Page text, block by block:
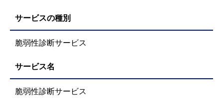
サービスの種別
脆弱性診断サービス
サービス名
脆弱性診断サービス